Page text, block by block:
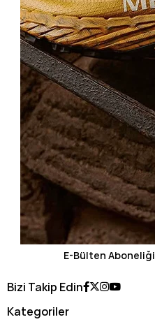
E-Bülten Aboneliği
Bizi Takip Edin
Kategoriler